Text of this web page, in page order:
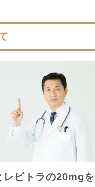
ビトラの20mgを